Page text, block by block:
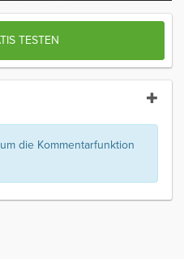
TESTEN
die Kommentarfunktion